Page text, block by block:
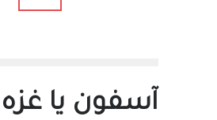
آسفون يا غزه